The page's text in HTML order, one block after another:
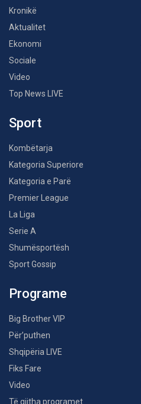
Kronikë
Aktualitet
Ekonomi
Sociale
Video
Top News LIVE
Sport
Kombëtarja
Kategoria Superiore
Kategoria e Parë
Premier League
La Liga
Serie A
Shumësportësh
Sport Gossip
Programe
Big Brother VIP
Për’puthen
Shqipëria LIVE
Fiks Fare
Video
Të gjitha programet